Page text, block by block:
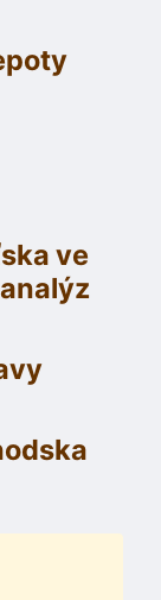
ve